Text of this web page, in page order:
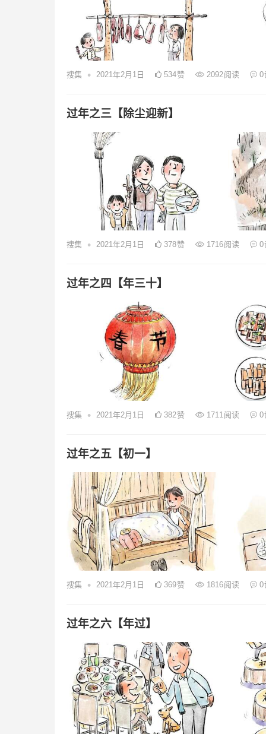
搜集 • 2021年2月1日 534赞 2092阅读 0
过年之三【除尘迎新】
搜集 • 2021年2月1日 378赞 1716阅读 0
过年之四【年三十】
搜集 • 2021年2月1日 382赞 1711 阅读 0
过年之五【初一】
搜集 • 2021年2月1日 369赞 1816阅读 0
过年之六【年过】